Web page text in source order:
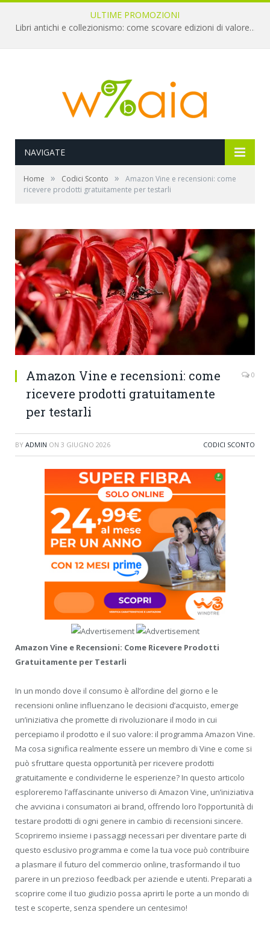
ULTIME PROMOZIONI
Libri antichi e collezionismo: come scovare edizioni di valore a pochi euro
NAVIGATE
Home » Codici Sconto »
Amazon Vine e recensioni: come
ricevere prodotti gratuitamente per testarli
Amazon Vine e recensioni: come
ricevere prodotti gratuitamente
per testarli
0
BY ADMIN ON 3 GIUGNO 2026 CODICI SCONTO
Amazon Vine e Recensioni: Come Ricevere Prodotti
Gratuitamente per Testarli
In un mondo dove il consumo è all’ordine del giorno e le
recensioni online influenzano le decisioni d’acquisto, emerge
un’iniziativa che promette di rivoluzionare il modo in cui
percepiamo il prodotto e il suo valore: il programma Amazon Vine.
Ma cosa significa realmente essere un membro di Vine e come si
può sfruttare questa opportunità per ricevere prodotti
gratuitamente e condividerne le esperienze? In questo articolo
esploreremo l’affascinante universo di Amazon Vine, un’iniziativa
che avvicina i consumatori ai brand, offrendo loro l’opportunità di
testare prodotti di ogni genere in cambio di recensioni sincere.
Scopriremo insieme i passaggi necessari per diventare parte di
questo esclusivo programma e come la tua voce può contribuire
a plasmare il futuro del commercio online, trasformando il tuo
parere in un prezioso feedback per aziende e utenti. Preparati a
scoprire come il tuo giudizio possa aprirti le porte a un mondo di
test e scoperte, senza spendere un centesimo!